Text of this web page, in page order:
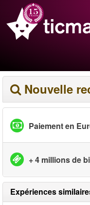
Nouvelle
Paiement en
+ 4 millions de
Expériences